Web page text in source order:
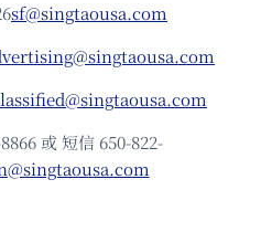
sf@singtaousa.com
或 短信 650-822-